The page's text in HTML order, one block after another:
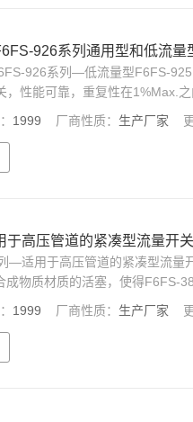
926系列通用型和低流量
926系列—低流量型F6FS-
，性能可靠，重复性在1%Max.
变化。 主要应用：半导体处理
1999 厂商性质： 生产厂家
于高压管道的紧凑型流量开关
—适用于高压管道的紧凑型流量
成物质材质的活塞，使得F6FS-
滑油系统、半导体冷却应用
1999 厂商性质： 生产厂家